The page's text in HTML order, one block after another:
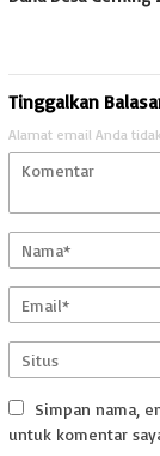
Tinggalkan
Alamat email Anda
Simpan nama,
untuk komentar